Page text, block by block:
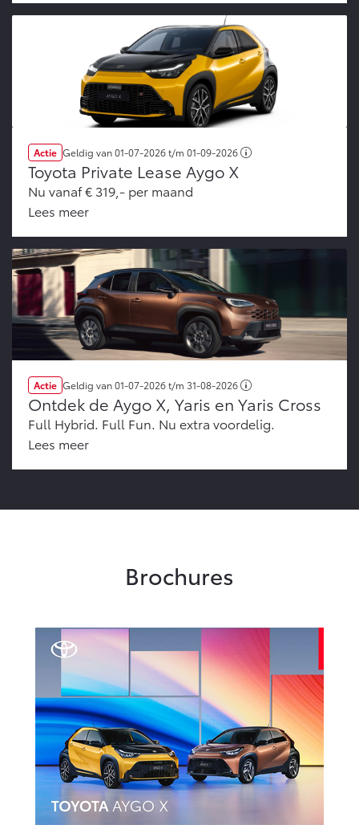
Actie Geldig van01-07-2026t/m 01-09-2026
Toyota Private Lease Aygo X
Nu vanaf € 319,- per maand
Lees meer
Actie Geldig van01-07-2026t/m 31-08-2026
Ontdek de Aygo X, Yaris en Yaris Cross
Full Hybrid. Full Fun. Nu extra voordelig.
Lees meer
Brochures